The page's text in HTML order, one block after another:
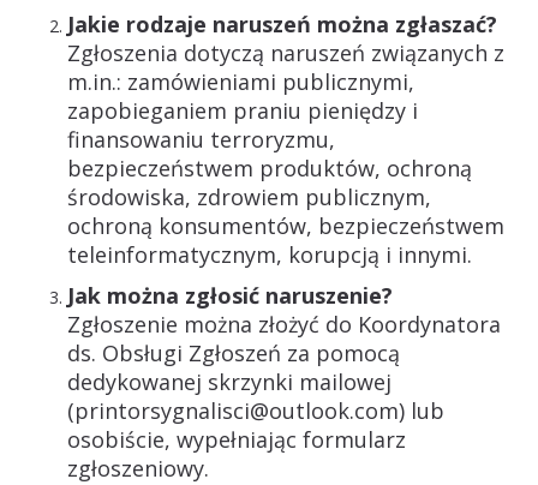
Jakie rodzaje naruszeń można zgłaszać?
Zgłoszenia dotyczą naruszeń związanych z
m.in.: zamówieniami publicznymi,
zapobieganiem praniu pieniędzy i
finansowaniu terroryzmu,
bezpieczeństwem produktów, ochroną
środowiska, zdrowiem publicznym,
ochroną konsumentów, bezpieczeństwem
teleinformatycznym, korupcją i innymi.
Jak można zgłosić naruszenie?
Zgłoszenie można złożyć do Koordynatora
ds. Obsługi Zgłoszeń za pomocą
dedykowanej skrzynki mailowej
(printorsygnalisci@outlook.com) lub
osobiście, wypełniając formularz
zgłoszeniowy.